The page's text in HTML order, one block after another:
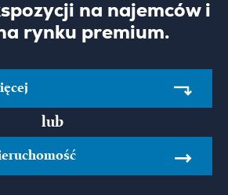
na najemców i
rynku premium.
lub